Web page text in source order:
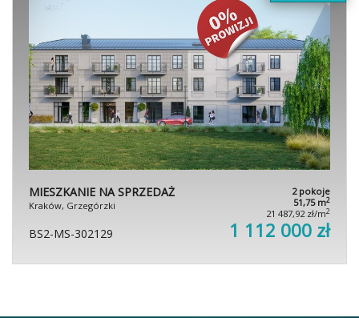
MIESZKANIE NA SPRZEDAŻ
Kraków, Grzegórzki
2 pokoje
51,75 m2
21 487,92 zł/m2
BS2-MS-302129 1 112 000 zł